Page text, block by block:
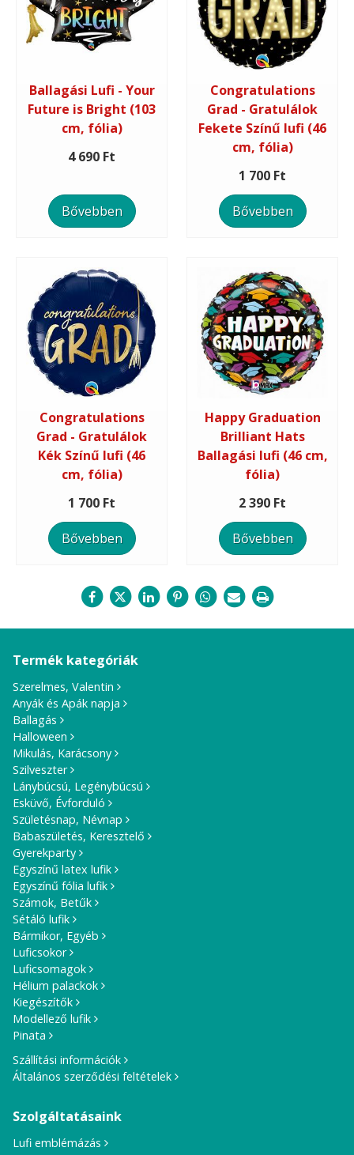
Ballagási Lufi - Your
Future is Bright (103
cm, fólia)
4 690 Ft
Bővebben
Congratulations
Grad - Gratulálok
Fekete Színű lufi (46
cm, fólia)
1 700 Ft
Bővebben
Congratulations
Grad - Gratulálok
Kék Színű lufi (46
cm, fólia)
1 700 Ft
Bővebben
Happy Graduation
Brilliant Hats
Ballagási lufi (46 cm,
fólia)
2 390 Ft
Bővebben
Termék kategóriák
Szerelmes, Valentin
Anyák és Apák napja
Ballagás
Halloween
Mikulás, Karácsony
Szilveszter
Lánybúcsú, Legénybúcsú
Esküvő, Évforduló
Születésnap, Névnap
Babaszületés, Keresztelő
Gyerekparty
Egyszínű latex lufik
Egyszínű fólia lufik
Számok, Betűk
Sétáló lufik
Bármikor, Egyéb
Luficsokor
Luficsomagok
Hélium palackok
Kiegészítők
Modellező lufik
Pinata
Szállítási információk
Általános szerződési feltételek
Szolgáltatásaink
Lufi emblémázás